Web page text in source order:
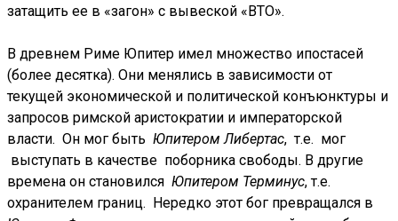
затащить ее в «загон» с вывеской «ВТО».
В древнем Риме Юпитер имел множество ипостасей
(более десятка). Они менялись в зависимости от
текущей экономической и политической конъюнктуры и
запросов римской аристократии и императорской
власти. Он мог быть Юпитером Либертас, т.е. мог
выступать в качестве поборника свободы. В другие
времена он становился Юпитером Терминус, т.е.
охранителем границ. Нередко этот бог превращался в